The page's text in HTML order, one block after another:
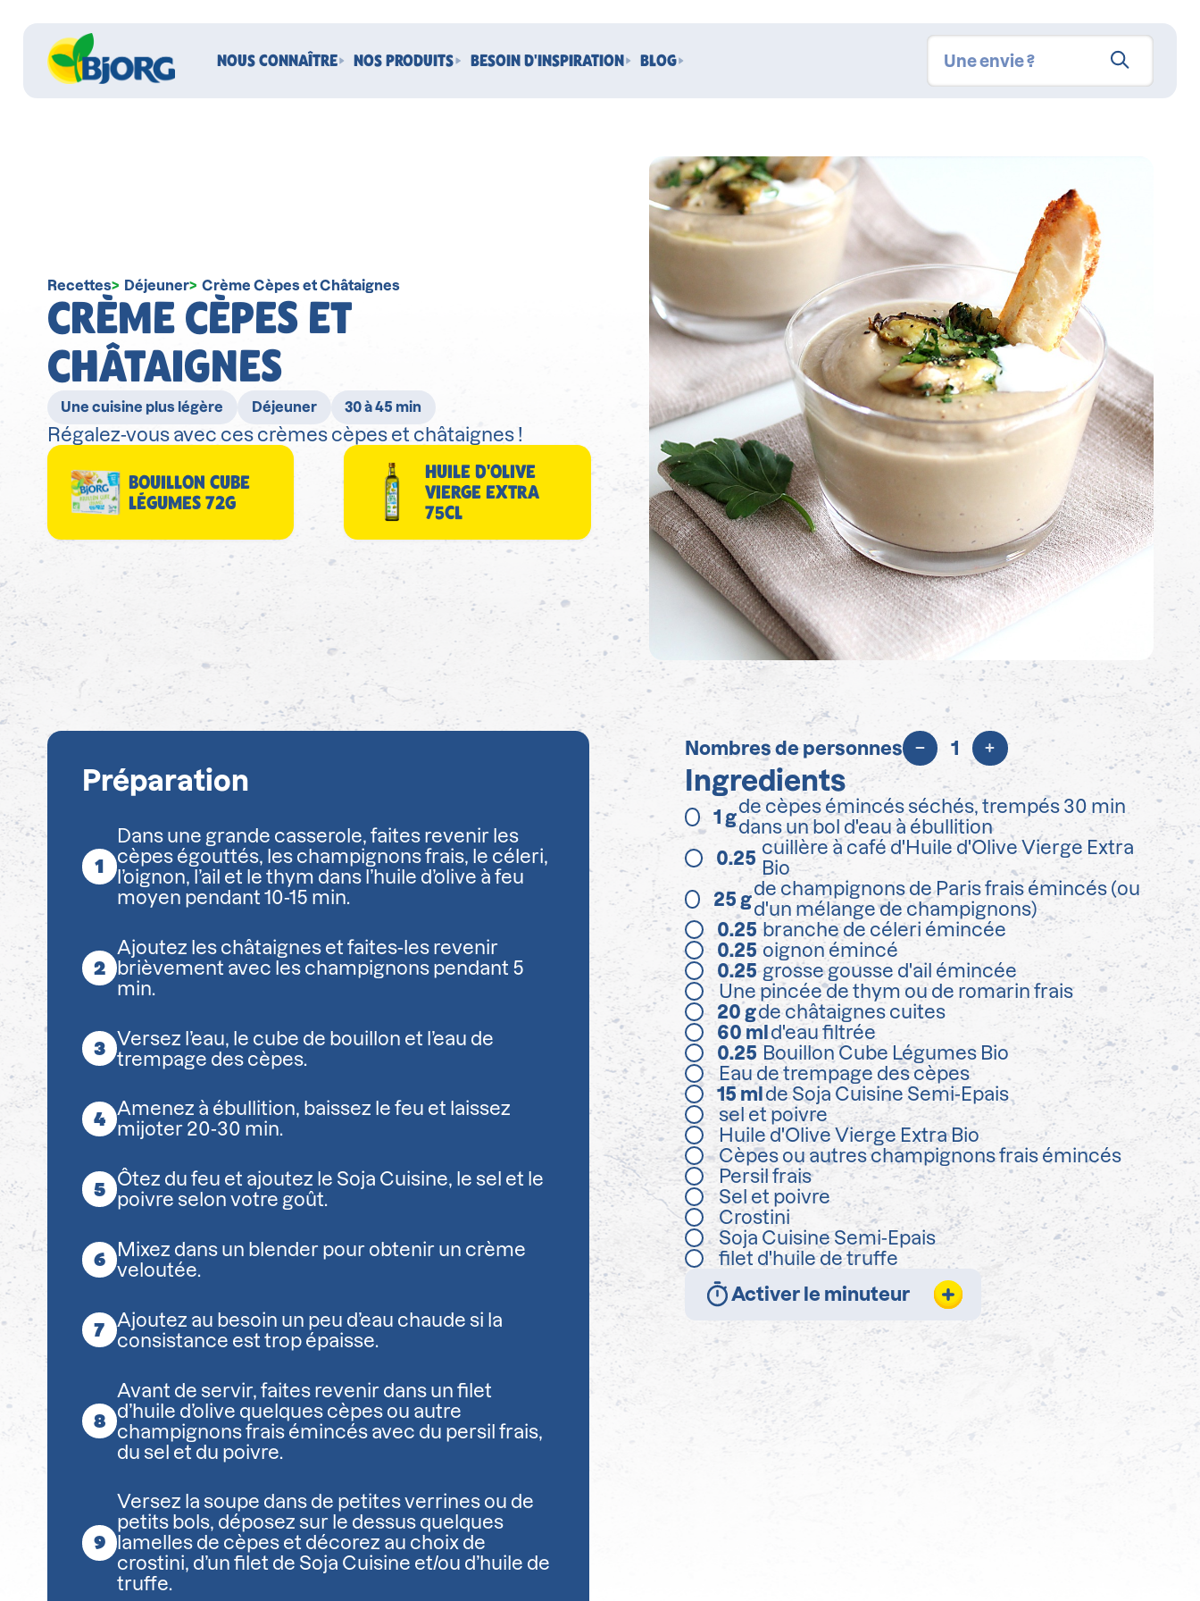
NOUS CONNAÎTRE NOS PRODUITS BESOIN D'INSPIRATION BLOG
Recettes Déjeuner Crème Cèpes et Châtaignes
CRÈME CÈPES ET
CHÂTAIGNES
Une cuisine plus légère Déjeuner 30 à 45 min
Régalez-vous avec ces crèmes cèpes et châtaignes !
BOUILLON CUBE
LÉGUMES 72G
HUILE D'OLIVE
VIERGE EXTRA
75CL
Préparation
Dans une grande casserole, faites revenir les
cèpes égouttés, les champignons frais, le céleri,
l’oignon, l’ail et le thym dans l’huile d’olive à feu
moyen pendant 10-15 min.
Ajoutez les châtaignes et faites-les revenir
brièvement avec les champignons pendant 5
min.
Versez l’eau, le cube de bouillon et l’eau de
trempage des cèpes.
Amenez à ébullition, baissez le feu et laissez
mijoter 20-30 min.
Ôtez du feu et ajoutez le Soja Cuisine, le sel et le
poivre selon votre goût.
Mixez dans un blender pour obtenir un crème
veloutée.
Ajoutez au besoin un peu d’eau chaude si la
consistance est trop épaisse.
Avant de servir, faites revenir dans un filet
d’huile d’olive quelques cèpes ou autre
champignons frais émincés avec du persil frais,
du sel et du poivre.
Versez la soupe dans de petites verrines ou de
petits bols, déposez sur le dessus quelques
lamelles de cèpes et décorez au choix de
crostini, d’un filet de Soja Cuisine et/ou d’huile de
truffe.
Nombres de personnes 1
Ingredients
1 gde cèpes émincés séchés, trempés 30 min
dans un bol d'eau à ébullition
0.25 cuillère à café d'Huile d'Olive Vierge Extra
Bio
25 gde champignons de Paris frais émincés (ou
d'un mélange de champignons)
0.25 branche de céleri émincée
0.25 oignon émincé
0.25 grosse gousse d'ail émincée
Une pincée de thym ou de romarin frais
20 gde châtaignes cuites
60 ml d'eau filtrée
0.25 Bouillon Cube Légumes Bio
Eau de trempage des cèpes
15 ml de Soja Cuisine Semi-Epais
sel et poivre
Huile d'Olive Vierge Extra Bio
Cèpes ou autres champignons frais émincés
Persil frais
Sel et poivre
Crostini
Soja Cuisine Semi-Epais
filet d'huile de truffe
Activer le minuteur